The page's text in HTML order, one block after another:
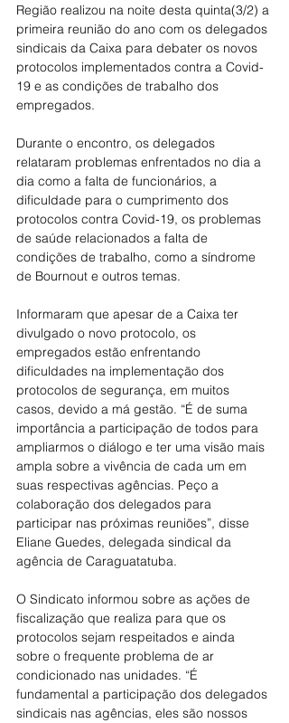
Região realizou na noite desta quinta(3/2) a
primeira reunião do ano com os delegados
sindicais da Caixa para debater os novos
protocolos implementados contra a Covid-
19 e as condições de trabalho dos
empregados.
Durante o encontro, os delegados
relataram problemas enfrentados no dia a
dia como a falta de funcionários, a
dificuldade para o cumprimento dos
protocolos contra Covid-19, os problemas
de saúde relacionados a falta de
condições de trabalho, como a síndrome
de Bournout e outros temas.
Informaram que apesar de a Caixa ter
divulgado o novo protocolo, os
empregados estão enfrentando
dificuldades na implementação dos
protocolos de segurança, em muitos
casos, devido a má gestão. “É de suma
importância a participação de todos para
ampliarmos o diálogo e ter uma visão mais
ampla sobre a vivência de cada um em
suas respectivas agências. Peço a
colaboração dos delegados para
participar nas próximas reuniões”, disse
Eliane Guedes, delegada sindical da
agência de Caraguatatuba.
O Sindicato informou sobre as ações de
fiscalização que realiza para que os
protocolos sejam respeitados e ainda
sobre o frequente problema de ar
condicionado nas unidades. “É
fundamental a participação dos delegados
sindicais nas agências, eles são nossos